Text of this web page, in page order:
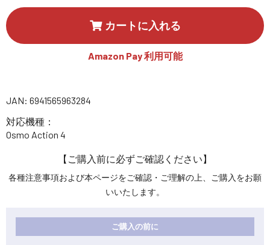
SEKIDO
コーポレートサイト
カートに入れる
Amazon Pay 利用可能
JAN: 6941565963284
対応機種：
Osmo Action 4
【ご購入前に必ずご確認ください】
各種注意事項および本ページをご確認・ご理解の上、ご購入をお願
いいたします。
ご購入の前に